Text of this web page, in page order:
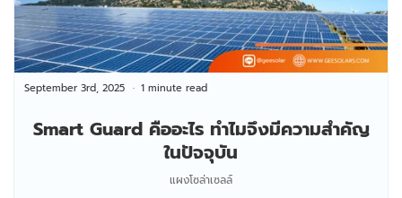
Smart Guard คืออะไร ทำไมจึงมีความสำคัญ
ในปัจจุบัน
September 3rd, 2025 1 minute read
แผงโซล่าเซลล์